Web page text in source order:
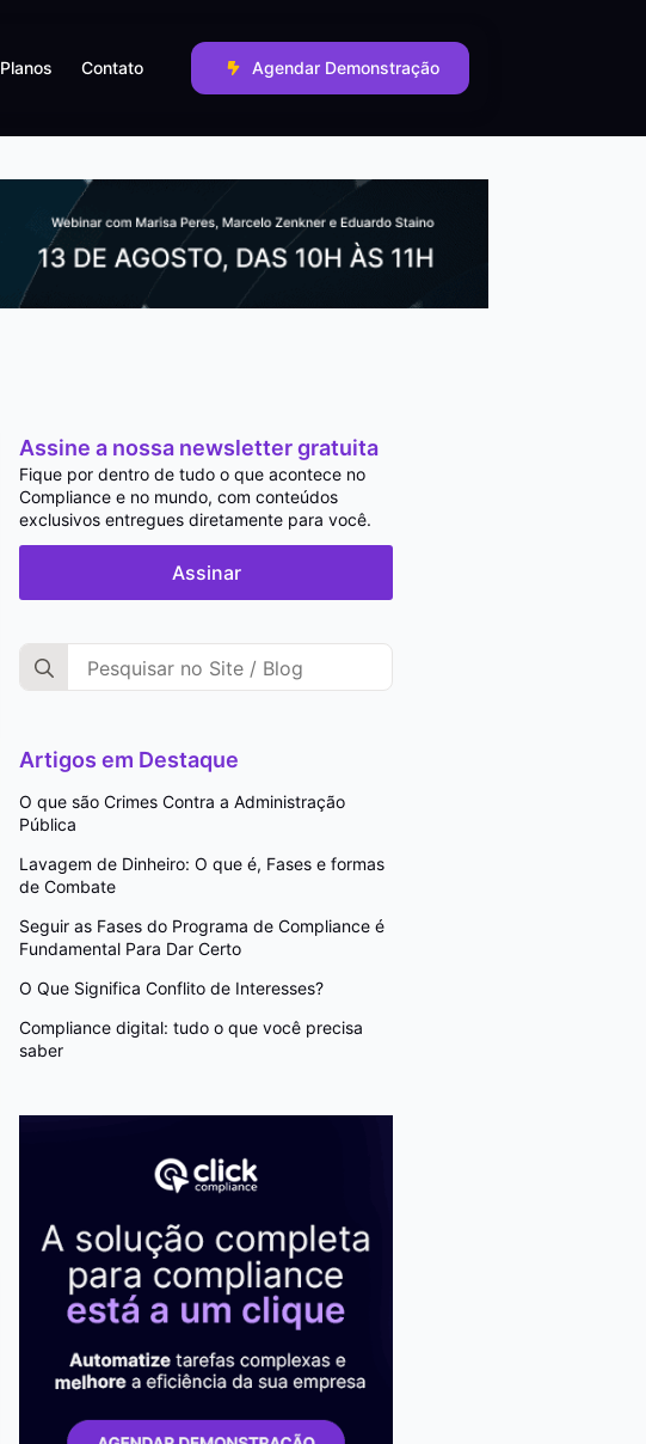
Planos Contato Agendar Demonstração
Assine a nossa newsletter gratuita
Fique por dentro de tudo o que acontece no
Compliance e no mundo, com conteúdos
exclusivos entregues diretamente para você.
Assinar
Search
for:
Artigos em Destaque
O que são Crimes Contra a Administração
Pública
Lavagem de Dinheiro: O que é, Fases e formas
de Combate
Seguir as Fases do Programa de Compliance é
Fundamental Para Dar Certo
O Que Significa Conflito de Interesses?
Compliance digital: tudo o que você precisa
saber